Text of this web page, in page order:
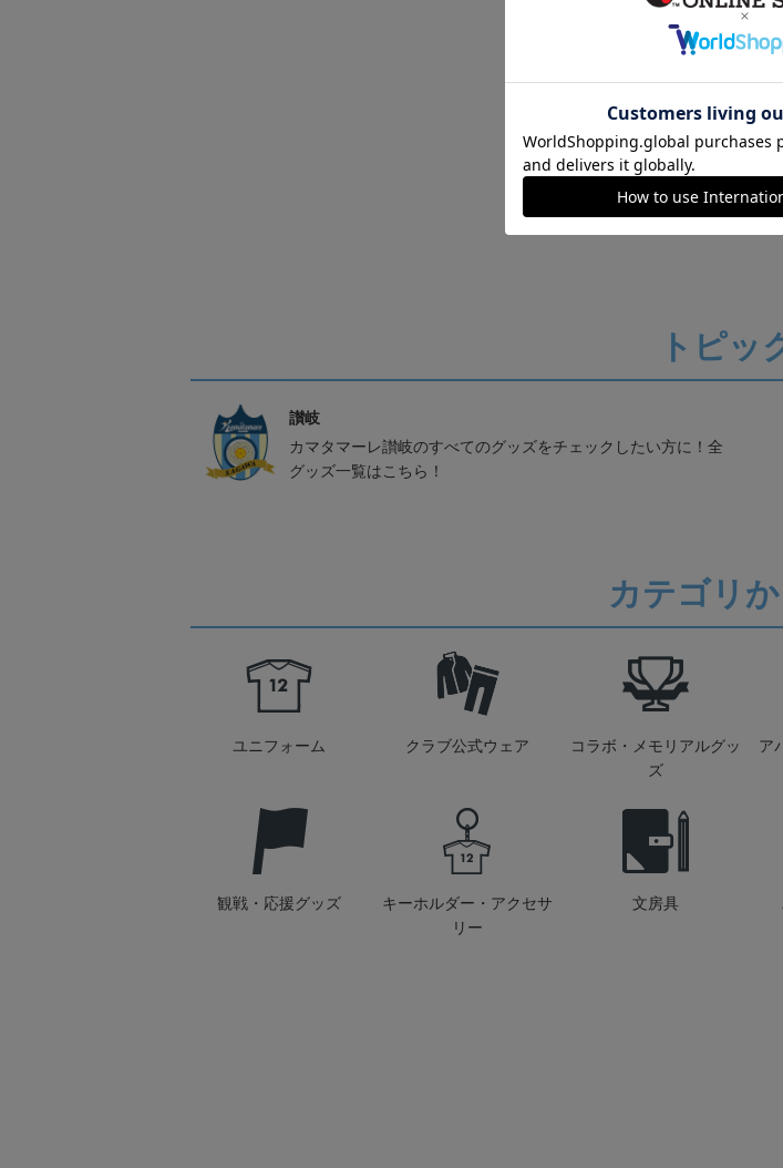
トピッ
讃岐
カマタマーレ讃岐のすべてのグッズをチェックしたい方に！全
グッズ一覧はこちら！
カテゴリ
ユニフォーム クラブ公式ウェア
コラボ・メモリアルグッ
ズ
ア
観戦・応援グッズ
キーホルダー・アクセサ
リー
文房具